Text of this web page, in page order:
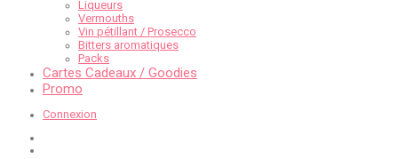
Liqueurs
Vermouths
Vin pétillant / Prosecco
Bitters aromatiques
Packs
Cartes Cadeaux / Goodies
Promo
Connexion